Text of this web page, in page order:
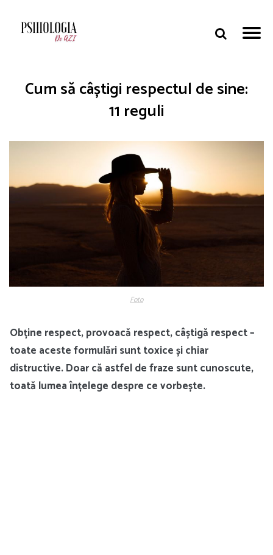
Cum să câștigi respectul de sine:
11 reguli
Foto
Obține respect, provoacă respect, câștigă respect –
toate aceste formulări sunt toxice și chiar
distructive. Doar că astfel de fraze sunt cunoscute,
toată lumea înțelege despre ce vorbește.